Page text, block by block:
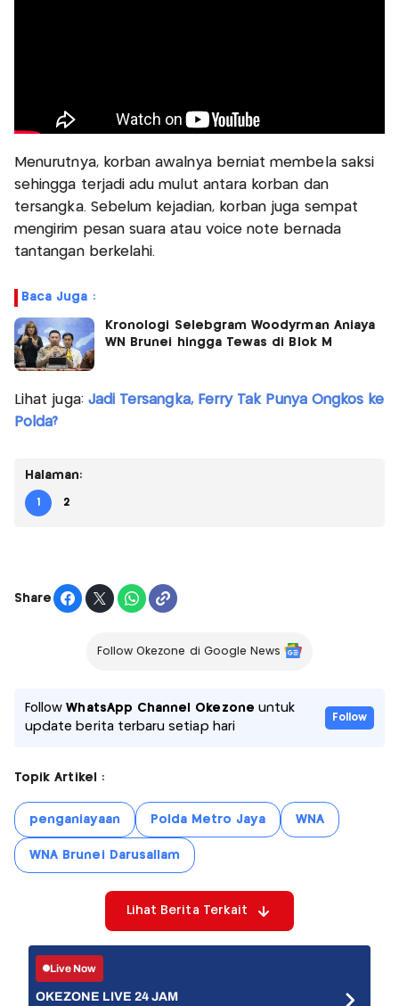
Menurutnya, korban awalnya berniat membela saksi
sehingga terjadi adu mulut antara korban dan
tersangka. Sebelum kejadian, korban juga sempat
mengirim pesan suara atau voice note bernada
tantangan berkelahi.
Baca Juga :
Kronologi Selebgram Woodyrman Aniaya
WN Brunei hingga Tewas di Blok M
Lihat juga: Jadi Tersangka, Ferry Tak Punya Ongkos ke
Polda?
Halaman:
1 2
Share
Follow Okezone di Google News
FollowWhatsApp Channel Okezone untuk
update berita terbaru setiap hari
Follow
Topik Artikel :
penganiayaan Polda Metro Jaya WNA
WNA Brunei Darusallam
Lihat Berita Terkait
Live Now
OKEZONE LIVE 24 JAM